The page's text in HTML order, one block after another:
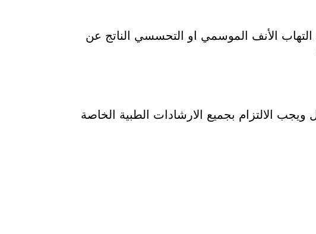
الأنف الموسمي او التحسسي الناتج عن
الطفل قبل استخدام ليليبيل 5 مجم اقراص للاطفال ويجب الالتزام بجميع الارشادات الطبية الخاصة